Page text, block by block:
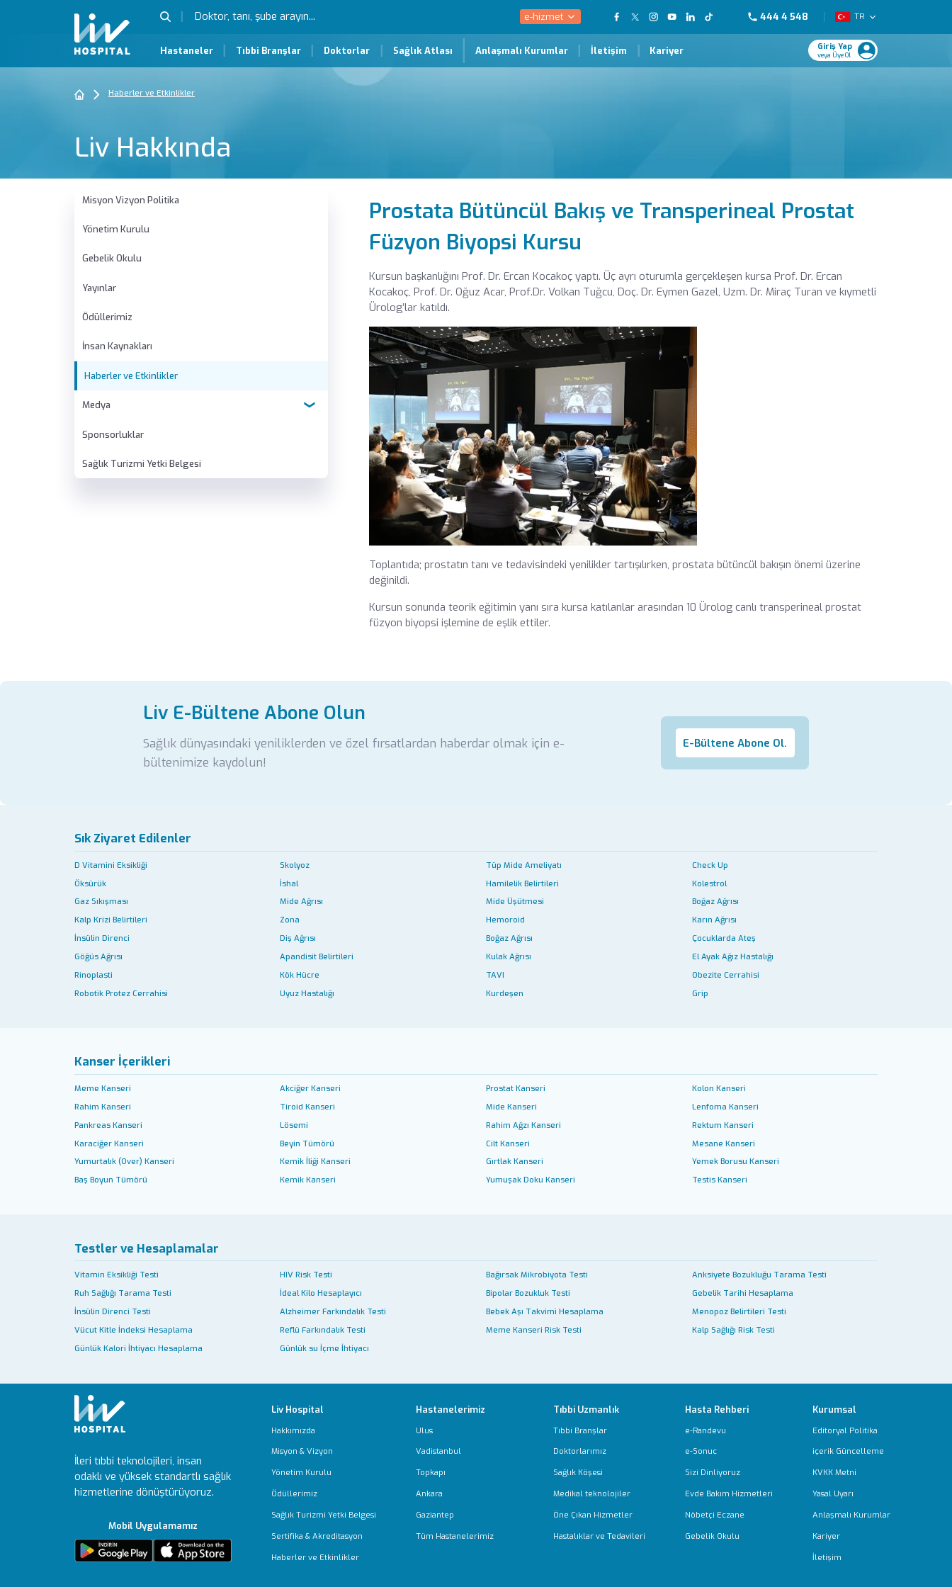
e-hizmet 444 4 548 TR
Hastaneler Tıbbi Branşlar Doktorlar Sağlık Atlası Anlaşmalı Kurumlar İletişim Kariyer Giriş Yap
veya Üye Ol
Haberler ve Etkinlikler
Liv Hakkında
Misyon Vizyon Politika
Yönetim Kurulu
Gebelik Okulu
Yayınlar
Ödüllerimiz
İnsan Kaynakları
Haberler ve Etkinlikler
Medya
Basında Biz
Sanal Tur
Sponsorluklar
Sağlık Turizmi Yetki Belgesi
Prostata Bütüncül Bakış ve Transperineal Prostat
Füzyon Biyopsi Kursu
Kursun başkanlığını Prof. Dr. Ercan Kocakoç yaptı. Üç ayrı oturumla gerçekleşen kursa Prof. Dr. Ercan
Kocakoç, Prof. Dr. Oğuz Acar, Prof.Dr. Volkan Tuğcu, Doç. Dr. Eymen Gazel, Uzm. Dr. Miraç Turan ve kıymetli
Ürolog’lar katıldı.
Toplantıda; prostatın tanı ve tedavisindeki yenilikler tartışılırken, prostata bütüncül bakışın önemi üzerine
değinildi.
Kursun sonunda teorik eğitimin yanı sıra kursa katılanlar arasından 10 Ürolog canlı transperineal prostat
füzyon biyopsi işlemine de eşlik ettiler.
Liv E-Bültene Abone Olun
Sağlık dünyasındaki yeniliklerden ve özel fırsatlardan haberdar olmak için e-
bültenimize kaydolun!
E-Bültene Abone Ol.
Sık Ziyaret Edilenler
D Vitamini Eksikliği Skolyoz Tüp Mide Ameliyatı
Check Up
Öksürük
İshal Hamilelik Belirtileri
Kolestrol
Gaz Sıkışması
Mide Ağrısı Mide Üşütmesi
Boğaz Ağrısı
Kalp Krizi Belirtileri
Zona Hemoroid
Karın Ağrısı
İnsülin Direnci
Diş Ağrısı Boğaz Ağrısı
Çocuklarda Ateş
Göğüs Ağrısı
Apandisit Belirtileri Kulak Ağrısı
El Ayak Ağız Hastalığı
Rinoplasti
Kök Hücre TAVI
Obezite Cerrahisi
Robotik Protez Cerrahisi
Uyuz Hastalığı Kurdeşen Grip
Kanser İçerikleri
Meme Kanseri Akciğer Kanseri Prostat Kanseri
Kolon Kanseri
Rahim Kanseri
Tiroid Kanseri Mide Kanseri
Lenfoma Kanseri
Pankreas Kanseri
Lösemi Rahim Ağzı Kanseri
Rektum Kanseri
Karaciğer Kanseri
Beyin Tümörü Cilt Kanseri
Mesane Kanseri
Yumurtalık (Over) Kanseri
Kemik İliği Kanseri Gırtlak Kanseri
Yemek Borusu Kanseri
Baş Boyun Tümörü
Kemik Kanseri Yumuşak Doku Kanseri Testis Kanseri
Testler ve Hesaplamalar
Vitamin Eksikliği Testi HIV Risk Testi Bağırsak Mikrobiyota Testi
Anksiyete Bozukluğu Tarama Testi
Ruh Sağlığı Tarama Testi
İdeal Kilo Hesaplayıcı Bipolar Bozukluk Testi
Gebelik Tarihi Hesaplama
İnsülin Direnci Testi
Alzheimer Farkındalık Testi Bebek Aşı Takvimi Hesaplama
Menopoz Belirtileri Testi
Vücut Kitle İndeksi Hesaplama
Reflü Farkındalık Testi Meme Kanseri Risk Testi
Kalp Sağlığı Risk Testi
Günlük Kalori İhtiyacı Hesaplama
Günlük su İçme İhtiyacı
İleri tıbbi teknolojileri, insan
odaklı ve yüksek standartlı sağlık
hizmetlerine dönüştürüyoruz.
Mobil Uygulamamız
Liv Hospital
Hakkımızda
Misyon & Vizyon
Yönetim Kurulu
Ödüllerimiz
Sağlık Turizmi Yetki Belgesi
Sertifika & Akreditasyon
Haberler ve Etkinlikler
Hastanelerimiz
Ulus
Vadistanbul
Topkapı
Ankara
Gaziantep
Tüm Hastanelerimiz
Tıbbi Uzmanlık
Tıbbi Branşlar
Doktorlarımız
Sağlık Köşesi
Medikal teknolojiler
Öne Çıkan Hizmetler
Hastalıklar ve Tedavileri
Hasta Rehberi
e-Randevu
e-Sonuc
Sizi Dinliyoruz
Evde Bakım Hizmetleri
Nöbetçi Eczane
Gebelik Okulu
Kurumsal
Editoryal Politika
içerik Güncelleme
KVKK Metni
Yasal Uyarı
Anlaşmalı Kurumlar
Kariyer
İletişim